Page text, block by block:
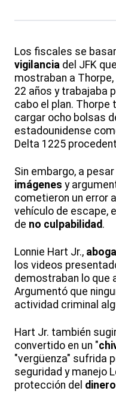
Los fiscales se
vigilancia del JFK
mostraban a
22 años y trabajaba
cabo el plan. Thorpe
cargar ocho bolsas
estadounidense
Delta 1225
Sin embargo, a
imágenes y
cometieron un error
vehículo de escape, el
de no culpabilidad.
Lonnie Hart Jr.,
los videos
demostraban lo que
Argumentó que
actividad criminal
Hart Jr. también
convertido en un "
"vergüenza" sufrida
seguridad y manejo
protección del dinero